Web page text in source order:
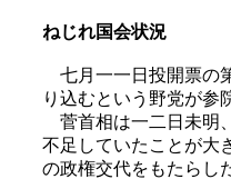
ねじれ国会状況
七月一一日投開票の
り込むという野党が参
菅首相は一二日未明
不足していたことが大
の政権交代をもたらし